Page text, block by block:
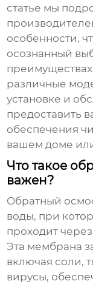
статье мы
особенности,
осознанный
различные
установке и
предоставить
обеспечения
вашем доме
Что такое
важен?
Обратный
воды, при
проходит
Эта мембрана
включая соли,
вирусы,